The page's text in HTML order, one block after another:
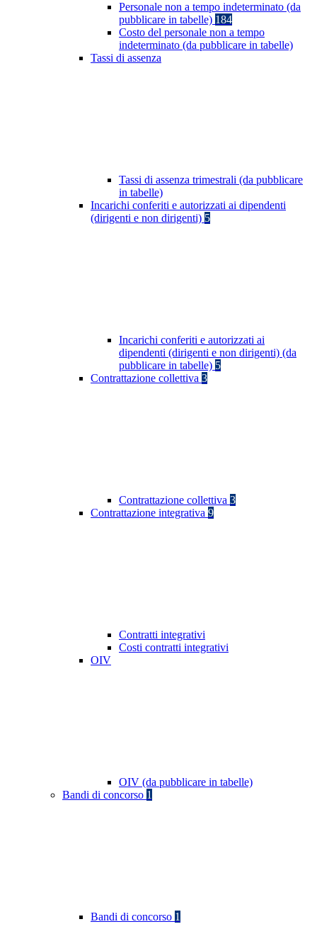
Personale non a tempo indeterminato (da
pubblicare in tabelle) 184
Costo del personale non a tempo
indeterminato (da pubblicare in tabelle)
Tassi di assenza
Tassi di assenza trimestrali (da pubblicare
in tabelle)
Incarichi conferiti e autorizzati ai dipendenti
(dirigenti e non dirigenti) 5
Incarichi conferiti e autorizzati ai
dipendenti (dirigenti e non dirigenti) (da
pubblicare in tabelle) 5
Contrattazione collettiva 3
Contrattazione collettiva 3
Contrattazione integrativa 9
Contratti integrativi
Costi contratti integrativi
OIV
OIV (da pubblicare in tabelle)
Bandi di concorso 1
Bandi di concorso 1